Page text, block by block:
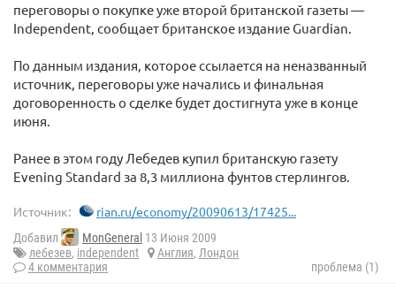
переговоры о покупке уже второй британской газеты —
Independent, сообщает британское издание Guardian.
По данным издания, которое ссылается на неназванный
источник, переговоры уже начались и финальная
договоренность о сделке будет достигнута уже в конце
июня.
Ранее в этом году Лебедев купил британскую газету
Evening Standard за 8,3 миллиона фунтов стерлингов.
Источник: rian.ru/economy/20090613/17425...
Добавил MonGeneral 13 Июня 2009
лебезев, independent Англия, Лондон
4 комментария
проблема (1)